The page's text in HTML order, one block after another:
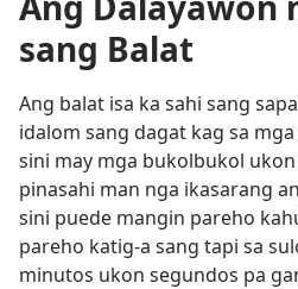
sang Balat
Ang balat isa ka sahi sang
idalom sang dagat kag sa
sini may mga bukolbukol
pinasahi man nga ikasarang
sini puede mangin pareho
pareho katig-a sang tapi sa
minutos ukon segundos pa